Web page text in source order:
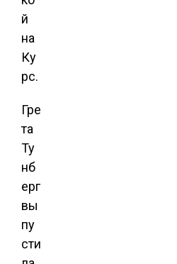
й
на
Ку
рс.
Гре
та
Ту
нб
ерг
вы
пу
сти